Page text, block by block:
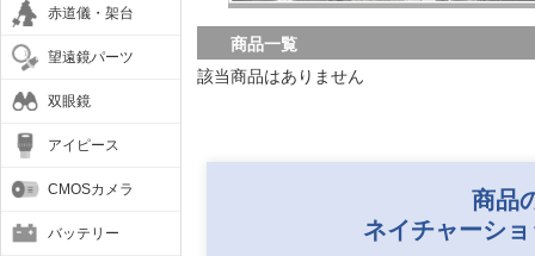
赤道儀・架台
望遠鏡パーツ
双眼鏡
アイピース
CMOSカメラ
バッテリー
商品一覧
該当商品はありません
商品
ネイチャーシ